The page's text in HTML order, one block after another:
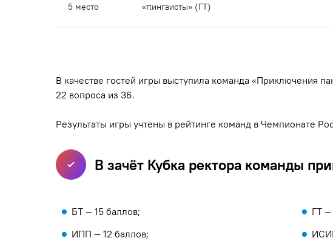
5 место «πингвисты» (ГТ)
В качестве гостей игры выступила команда «Приключения
22 вопроса из 36.
Результаты игры учтены в рейтинге команд в Чемпионате
В зачёт Кубка ректора команды
БТ — 15 баллов;
ИПП — 12 баллов;
ГТ —